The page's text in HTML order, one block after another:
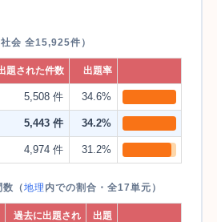
会 全15,925件）
題された件数 出題率
5,508 件 34.6%
5,443 件 34.2%
4,974 件 31.2%
数（地理 内での割合・全17単元）
過去に出題され
出題